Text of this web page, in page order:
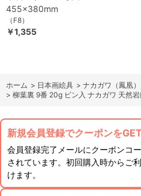
455×380mm
（F8）
￥1,355
ホーム > 日本画絵具 > ナカガワ（鳳凰
> 柳葉裏 9番 20g ビン入 ナカガワ 天然
新規会員登録でクーポンをGET
会員登録完了メールにクーポンコ
されています。初回購入時からご
けます。